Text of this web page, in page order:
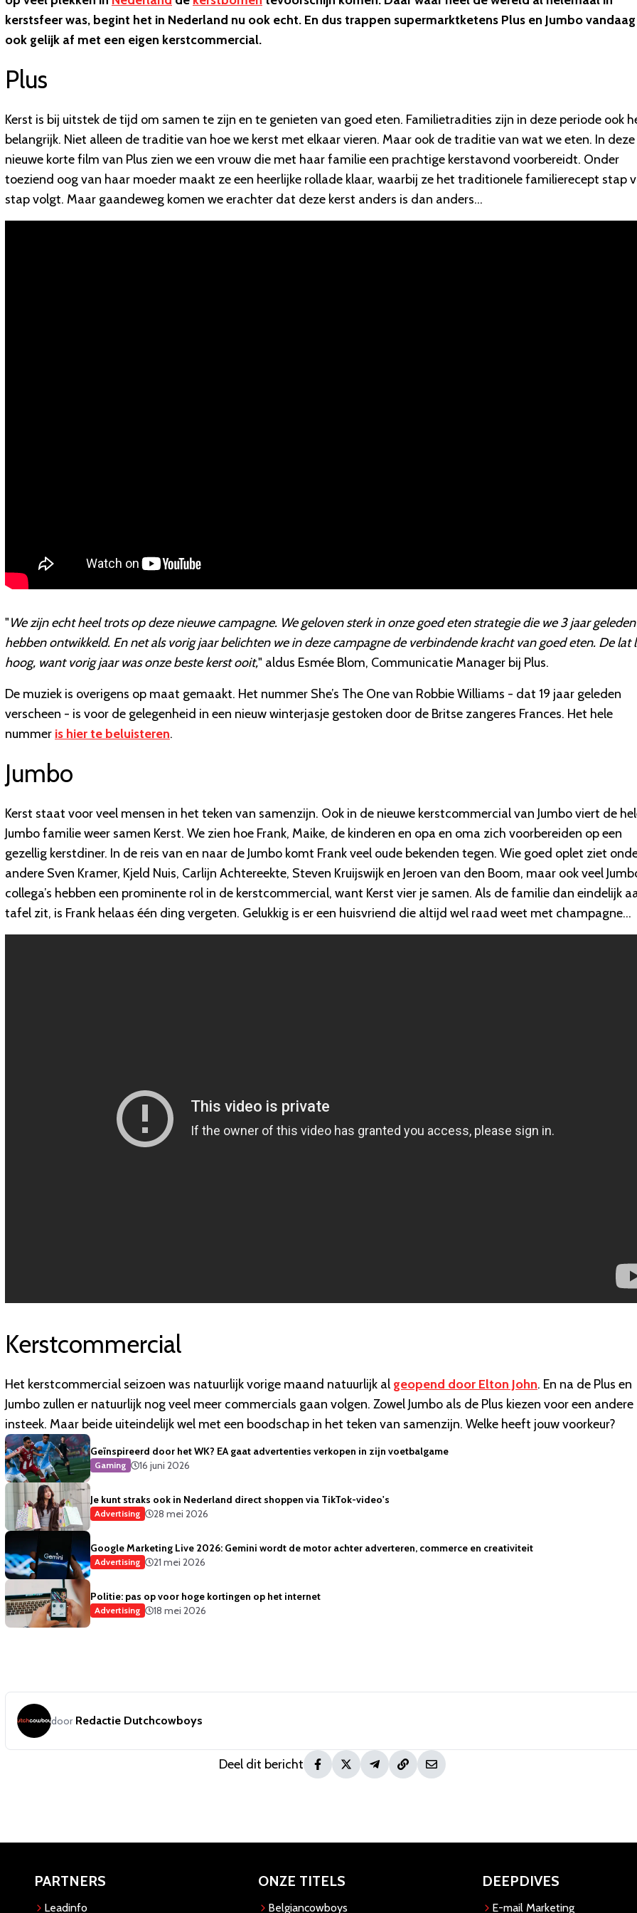
kerstsfeer was, begint het in Nederland nu ook echt. En dus trappen supermarktketens Plus en Jumbo vandaag
ook gelijk af met een eigen kerstcommercial.
Plus
Kerst is bij uitstek de tijd om samen te zijn en te genieten van goed eten. Familietradities zijn in deze periode ook
belangrijk. Niet alleen de traditie van hoe we kerst met elkaar vieren. Maar ook de traditie van wat we eten. In deze
nieuwe korte film van Plus zien we een vrouw die met haar familie een prachtige kerstavond voorbereidt. Onder
toeziend oog van haar moeder maakt ze een heerlijke rollade klaar, waarbij ze het traditionele familierecept stap
stap volgt. Maar gaandeweg komen we erachter dat deze kerst anders is dan anders…
"We zijn echt heel trots op deze nieuwe campagne. We geloven sterk in onze goed eten strategie die we 3 jaar geleden
hebben ontwikkeld. En net als vorig jaar belichten we in deze campagne de verbindende kracht van goed eten. De lat
hoog, want vorig jaar was onze beste kerst ooit," aldus Esmée Blom, Communicatie Manager bij Plus.
De muziek is overigens op maat gemaakt. Het nummer She’s The One van Robbie Williams - dat 19 jaar geleden
verscheen - is voor de gelegenheid in een nieuw winterjasje gestoken door de Britse zangeres Frances. Het hele
nummer is hier te beluisteren.
Jumbo
Kerst staat voor veel mensen in het teken van samenzijn. Ook in de nieuwe kerstcommercial van Jumbo viert de
Jumbo familie weer samen Kerst. We zien hoe Frank, Maike, de kinderen en opa en oma zich voorbereiden op een
gezellig kerstdiner. In de reis van en naar de Jumbo komt Frank veel oude bekenden tegen. Wie goed oplet ziet
andere Sven Kramer, Kjeld Nuis, Carlijn Achtereekte, Steven Kruijswijk en Jeroen van den Boom, maar ook veel
collega’s hebben een prominente rol in de kerstcommercial, want Kerst vier je samen. Als de familie dan eindelijk
tafel zit, is Frank helaas één ding vergeten. Gelukkig is er een huisvriend die altijd wel raad weet met champagne...
Kerstcommercial
Het kerstcommercial seizoen was natuurlijk vorige maand natuurlijk al geopend door Elton John. En na de Plus en
Jumbo zullen er natuurlijk nog veel meer commercials gaan volgen. Zowel Jumbo als de Plus kiezen voor een andere
insteek. Maar beide uiteindelijk wel met een boodschap in het teken van samenzijn. Welke heeft jouw voorkeur?
Geïnspireerd door het WK? EA gaat advertenties verkopen in zijn voetbalgame
Gaming 16 juni 2026
Je kunt straks ook in Nederland direct shoppen via TikTok-video's
Advertising 28 mei 2026
Google Marketing Live 2026: Gemini wordt de motor achter adverteren, commerce en creativiteit
Advertising 21 mei 2026
Politie: pas op voor hoge kortingen op het internet
Advertising 18 mei 2026
door Redactie Dutchcowboys
Deel dit bericht
PARTNERS
Leadinfo
ONZE TITELS
Belgiancowboys
DEEPDIVES
E-mail Marketing